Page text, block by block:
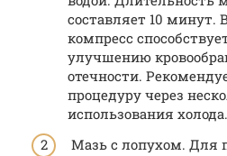
составляет 10
компресс
улучшению
отечности.
процедуру через
использования холода.
Мазь с лопухом. Для